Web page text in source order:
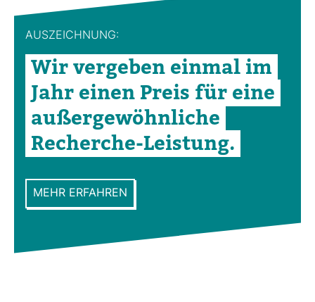
AUS­ZEICH­NUNG:
Wir ver­geben einmal im
Jahr einen Preis für eine
außer­ge­wöhn­liche
Recherche-​Leis­tung.
MEHR ERFAHREN